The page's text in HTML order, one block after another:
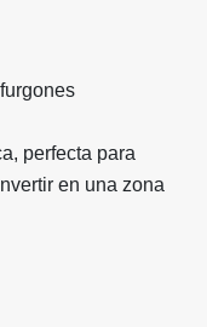
perfecta para
en una zona